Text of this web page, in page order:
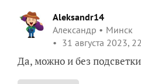
Aleksandr14
Александр
Минск
31 августа 2023,
Да, можно и без